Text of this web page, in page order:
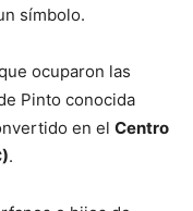
símbolo.
ocuparon las
Pinto conocida
en el Centro
.